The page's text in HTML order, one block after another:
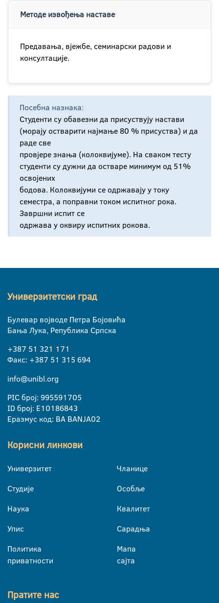
Методе извођења наставе
Предавања, вјежбе, семинарски радови и
консултације.
Посебна назнака:
Студенти су обавезни да присуствују настави
(морају остварити најмање 80 % присуства) и да
раде све
провјере знања (колоквијуме). На сваком тесту
студенти су дужни да остваре минимум од 51%
освојених
бодова. Колоквијуми се одржавају у току
семестра, а поправни током испитног рока.
Завршни испит се
одржава у оквиру испитних рокова.
Универзитетски град
Булевар војводе Петра Бојовића
Бања Лука, Република Српска
+387 51 321 171
Факс: +387 51 315 694
info@unibl.org
PIC број: 995591705
ID број: E10186843
Еразмус код: BA BANJA02
Корисни линкови
Универзитет
Студије
Наука
Упис
Политика
приватности
Чланице
Особље
Квалитет
Сарадња
Мапа
сајта
Пратите нас